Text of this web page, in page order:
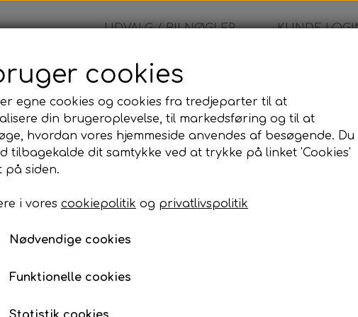
UDVALG / BILNØGLER KUNDE
Fiat - fjernbetjening
1.465,00 kr.
Komplet bilnøgle inkl. skæring og programmering
Når du bestiller denne bilnøgle, leveres den som en
programmeret og testet, så den er klar til brug på din bil.
Programmeringen kan udføres på den adresse, der
til din adresse eller udføre arbejdet på vores adresse
Prisen inkluderer:
cookies
egne cookies og cookies fra tredjeparter til at
din brugeroplevelse, til markedsføring og til at
hvordan vores hjemmeside anvendes af besøgende. Du
tilbagekalde dit samtykke ved at trykke på linket 'Cookies'
på siden.
i vores cookiepolitik og privatlivspolitik
Nødvendige cookies
Funktionelle cookies